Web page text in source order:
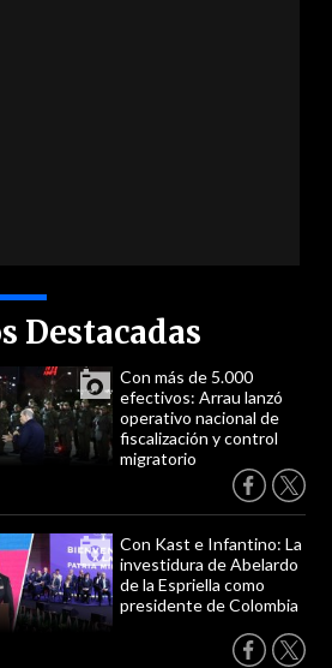
Destacadas
Con más de 5.000
efectivos: Arrau lanzó
operativo nacional de
fiscalización y control
migratorio
Con Kast e Infantino: La
investidura de Abelardo
de la Espriella como
presidente de Colombia